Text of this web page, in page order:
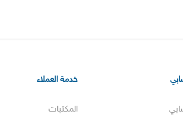
خدمة العملاء
المكتبات